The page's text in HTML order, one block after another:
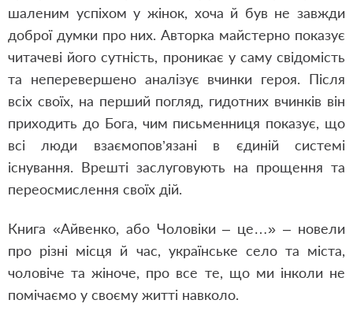
шаленим успіхом у жінок, хоча й був не завжди
доброї думки про них. Авторка майстерно показує
читачеві його сутність, проникає у саму свідомість
та неперевершено аналізує вчинки героя. Після
всіх своїх, на перший погляд, гидотних вчинків він
приходить до Бога, чим письменниця показує, що
всі люди взаємопов’язані в єдиній системі
існування. Врешті заслуговують на прощення та
переосмислення своїх дій.
Книга «Айвенко, або Чоловіки – це…» – новели
про різні місця й час, українське село та міста,
чоловіче та жіноче, про все те, що ми інколи не
помічаємо у своєму житті навколо.